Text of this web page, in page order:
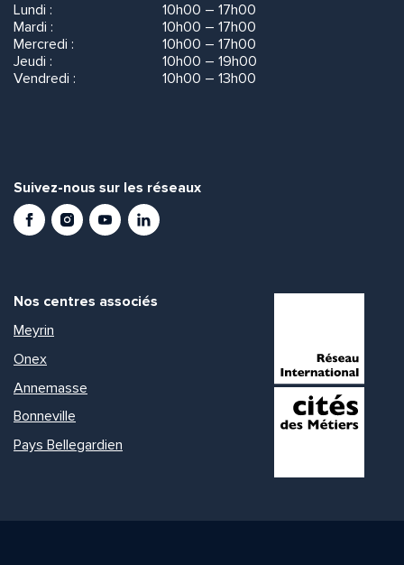
Lundi :
10h00 – 17h00
Mardi :
10h00 – 17h00
Mercredi :
10h00 – 17h00
Jeudi :
10h00 – 19h00
Vendredi :
10h00 – 13h00
Suivez-nous sur les réseaux
FacebookInstagramYoutubeLinkedIn
Nos centres associés
Meyrin
Onex
Annemasse
Bonneville
Pays Bellegardien